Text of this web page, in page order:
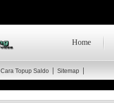
Home
Cara Topup Saldo Sitemap